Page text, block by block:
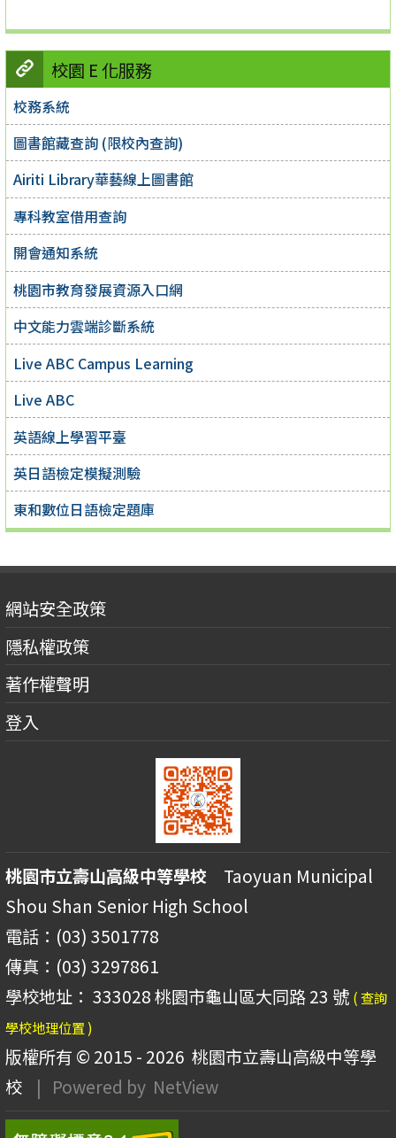
校園 E 化服務
校務系統
圖書館藏查詢 (限校內查詢)
Airiti Library華藝線上圖書館
專科教室借用查詢
開會通知系統
桃園市教育發展資源入口網
中文能力雲端診斷系統
Live ABC Campus Learning
Live ABC
英語線上學習平臺
英日語檢定模擬測驗
東和數位日語檢定題庫
網站安全政策
隱私權政策
著作權聲明
登入
桃園市立壽山高級中等學校 Taoyuan Municipal
Shou Shan Senior High School
電話：(03) 3501778
傳真：(03) 3297861
學校地址： 333028 桃園市龜山區大同路 23 號 ( 查詢
學校地理位置 )
版權所有 © 2015 - 2026 桃園市立壽山高級中等學
校
| Powered by NetView